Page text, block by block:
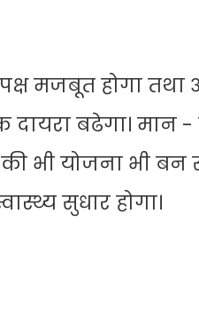
मजबूत होगा तथा
बढेगा। मान
भी योजना भी बन
सुधार होगा।